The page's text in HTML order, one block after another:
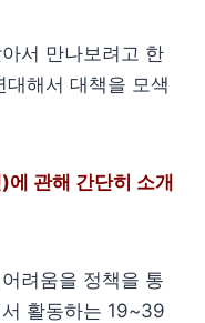
서 만나보려고 한
해서 대책을 모색
관해 간단히 소개
려움을 정책을 통
활동하는 19~39